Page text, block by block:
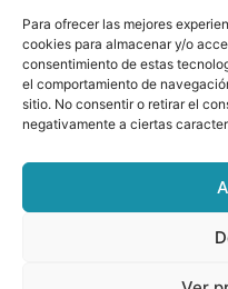
Para ofrecer las mejores
cookies para almacenar y/o
consentimiento de estas
el comportamiento de
sitio. No consentir o retirar el
negativamente a ciertasGalería
Buzón
AUDIOGUÍA